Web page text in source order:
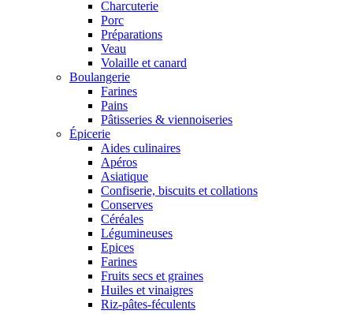
Charcuterie
Porc
Préparations
Veau
Volaille et canard
Boulangerie
Farines
Pains
Pâtisseries & viennoiseries
Épicerie
Aides culinaires
Apéros
Asiatique
Confiserie, biscuits et collations
Conserves
Céréales
Légumineuses
Epices
Farines
Fruits secs et graines
Huiles et vinaigres
Riz-pâtes-féculents